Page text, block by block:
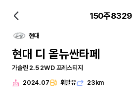
150주8329
현대
현대 디 올뉴싼타페
가솔린 2.5 2WD 프레스티지
2024.07 휘발유 23km